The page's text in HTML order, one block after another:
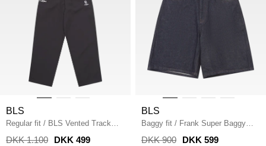
BLS
Regular fit / BLS Vented Track
Pants / GREY
DKK 1.100 DKK 499
BLS
Baggy fit / Frank Super Baggy
Shorts / NAVY
DKK 900 DKK 599